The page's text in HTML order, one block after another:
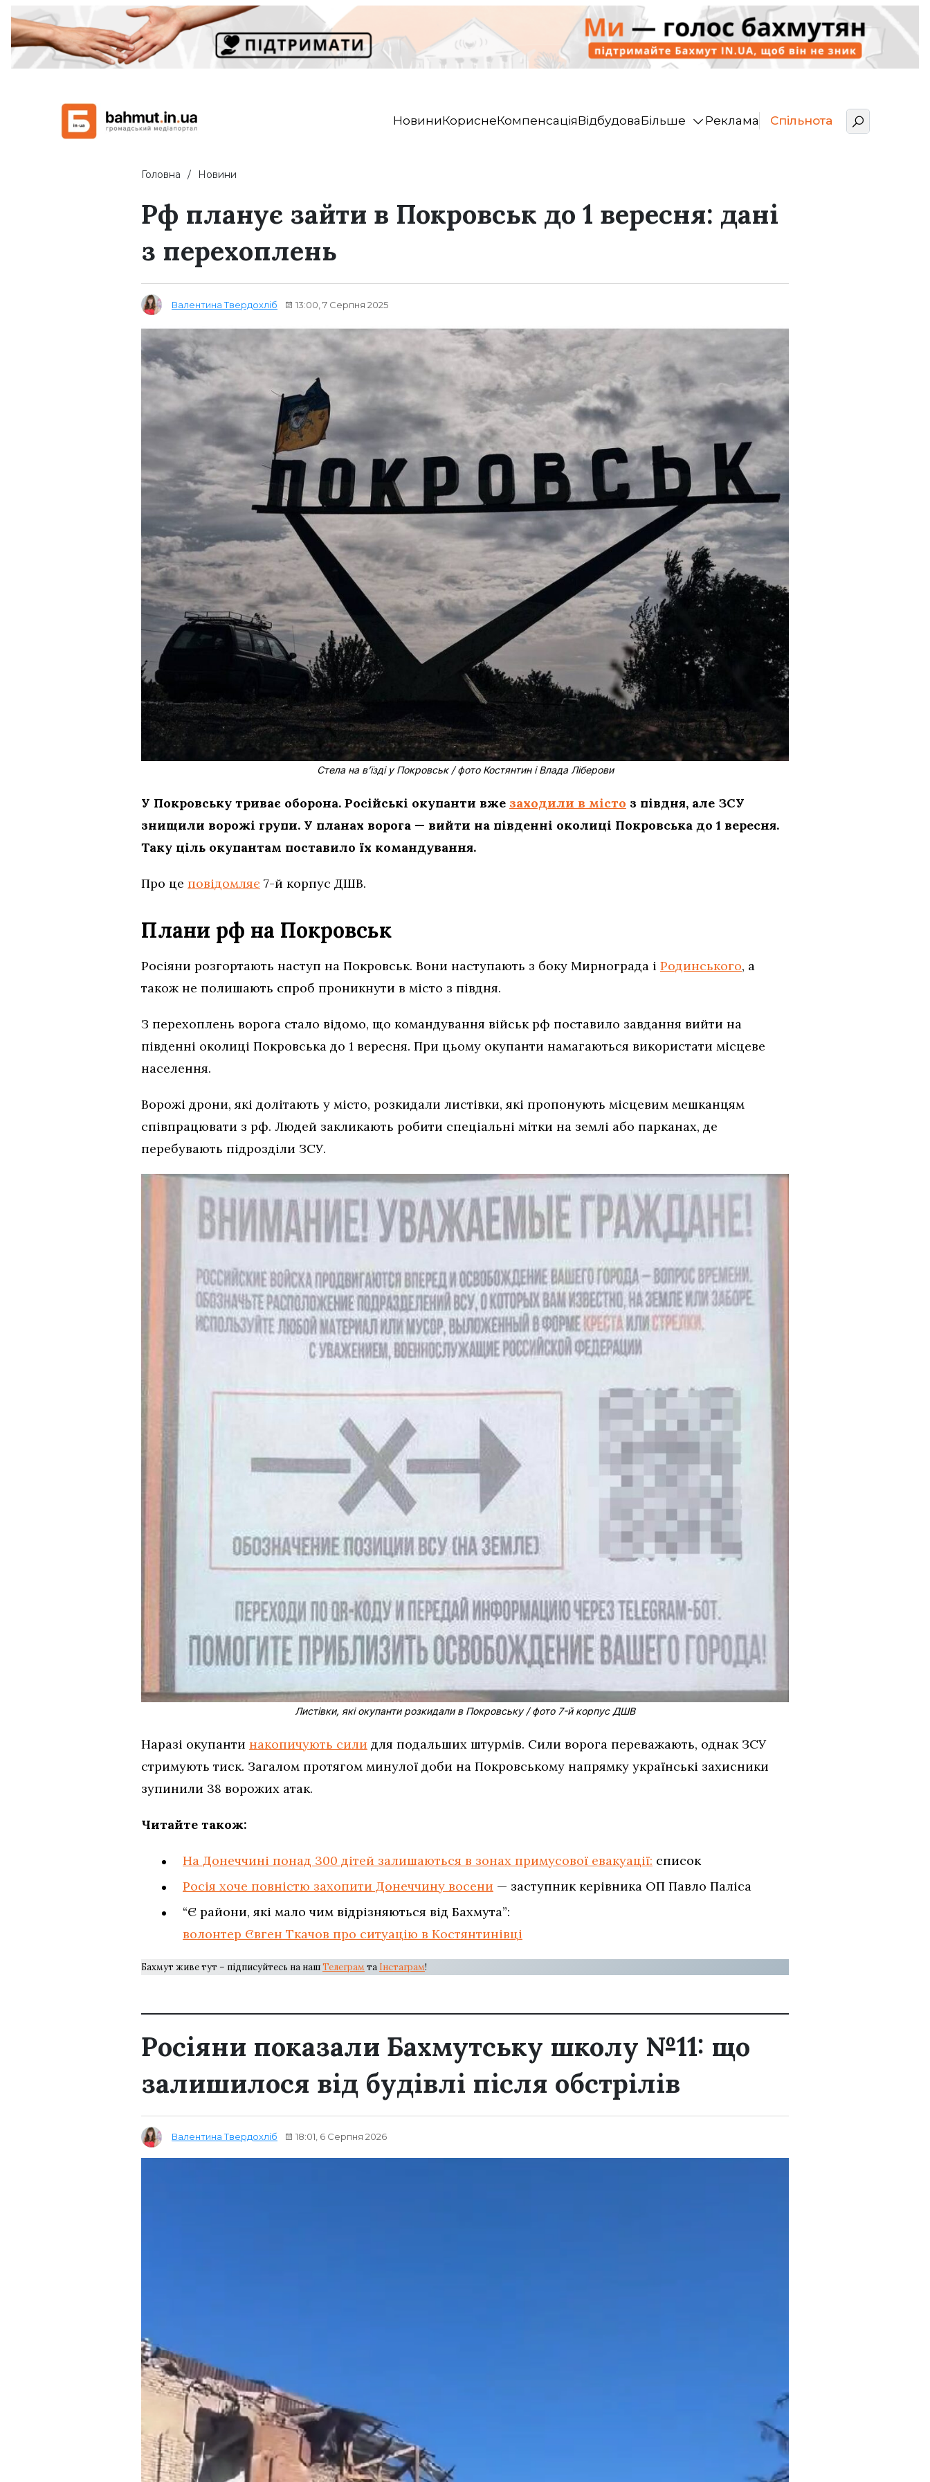
НовиниКориснеКомпенсаціяВідбудоваБільше Реклама Спільнота
Головна Новини
Рф планує зайти в Покровськ до 1 вересня: дані
з перехоплень
Валентина Твердохліб 13:00, 7 Серпня 2025
Стела на в’їзді у Покровськ / фото Костянтин і Влада Ліберови
У Покровську триває оборона. Російські окупанти вже заходили в місто з півдня, але ЗСУ
знищили ворожі групи. У планах ворога — вийти на південні околиці Покровська до 1 вересня.
Таку ціль окупантам поставило їх командування.
Про це повідомляє 7-й корпус ДШВ.
Плани рф на Покровськ
Росіяни розгортають наступ на Покровськ. Вони наступають з боку Мирнограда і Родинського, а
також не полишають спроб проникнути в місто з півдня.
З перехоплень ворога стало відомо, що командування військ рф поставило завдання вийти на
південні околиці Покровська до 1 вересня. При цьому окупанти намагаються використати місцеве
населення.
Ворожі дрони, які долітають у місто, розкидали листівки, які пропонують місцевим мешканцям
співпрацювати з рф. Людей закликають робити спеціальні мітки на землі або парканах, де
перебувають підрозділи ЗСУ.
Листівки, які окупанти розкидали в Покровську / фото 7-й корпус ДШВ
Наразі окупанти накопичують сили для подальших штурмів. Сили ворога переважають, однак ЗСУ
стримують тиск. Загалом протягом минулої доби на Покровському напрямку українські захисники
зупинили 38 ворожих атак.
Читайте також:
На Донеччині понад 300 дітей залишаються в зонах примусової евакуації: список
Росія хоче повністю захопити Донеччину восени — заступник керівника ОП Павло Паліса
“Є райони, які мало чим відрізняються від Бахмута”:
волонтер Євген Ткачов про ситуацію в Костянтинівці
Бахмут живе тут – підписуйтесь на нашТелеграм та Інстаграм!
Росіяни показали Бахмутську школу №11: що
залишилося від будівлі після обстрілів
Валентина Твердохліб 18:01, 6 Серпня 2026